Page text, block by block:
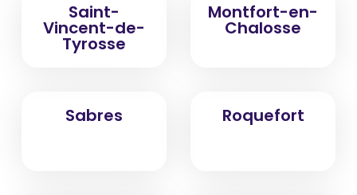
Saint-
Vincent-de-
Tyrosse
Montfort-en-
Chalosse
Sabres Roquefort